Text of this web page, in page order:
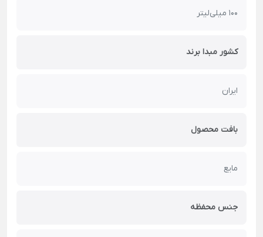
100 میلی‌لیتر
کشور مبدا برند
ایران
بافت محصول
مایع
جنس محفظه